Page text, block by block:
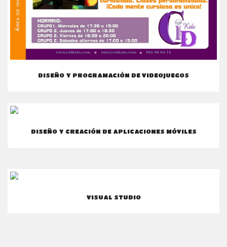
DISEÑO Y PROGRAMACIÓN DE VIDEOJUEGOS
DISEÑO Y CREACIÓN DE APLICACIONES MÓVILES
VISUAL STUDIO